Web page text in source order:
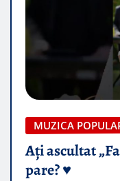
MUZICA
Ați ascultat
pare? ♥️